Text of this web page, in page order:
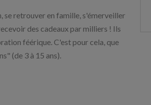
se retrouver en famille, s'émerveiller
des cadeaux par milliers ! Ils
féérique. C'est pour cela, que
(de 3 à 15 ans).